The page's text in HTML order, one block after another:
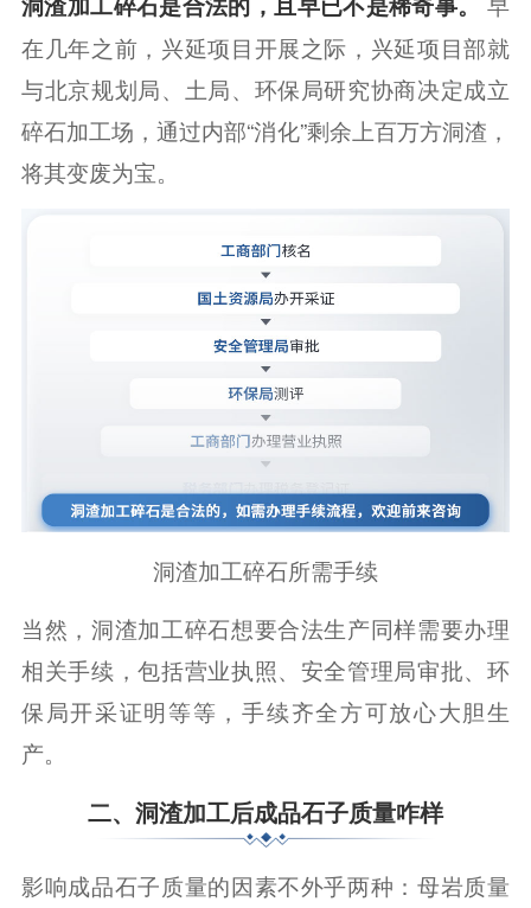
在几年之前，兴延项目开展之际，兴延项目部就
与北京规划局、土局、环保局研究协商决定成立
碎石加工场，通过内部“消化”剩余上百万方洞渣，
将其变废为宝。
洞渣加工碎石所需手续
当然，洞渣加工碎石想要合法生产同样需要办理
相关手续，包括营业执照、安全管理局审批、环
保局开采证明等等，手续齐全方可放心大胆生
产。
二、洞渣加工后成品石子质量咋样
影响成品石子质量的因素不外乎两种：母岩质量